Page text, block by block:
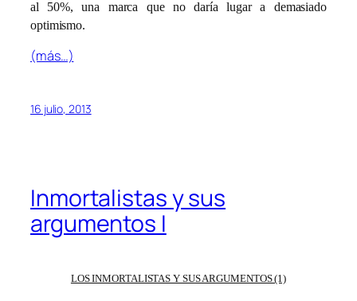
al 50%, una marca que no daría lugar a demasiado
optimismo.
(más…)
16 julio, 2013
Inmortalistas y sus
argumentos I
LOS INMORTALISTAS Y SUS ARGUMENTOS (1)